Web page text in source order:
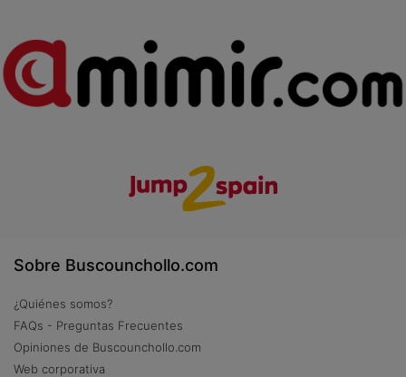
Sobre Buscounchollo.com
¿Quiénes somos?
FAQs - Preguntas Frecuentes
Opiniones de Buscounchollo.com
Web corporativa